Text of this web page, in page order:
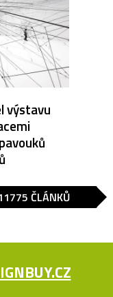
výstavu
ČLÁNKŮ